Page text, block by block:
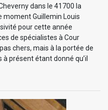
dans le 41700 la
moment Guillemin Louis
pour cette année
de spécialistes à Cour
chers, mais à la portée de
présent étant donné qu’il